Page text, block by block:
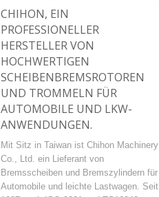
CHIHON, EIN
PROFESSIONELLER
HERSTELLER VON
HOCHWERTIGEN
SCHEIBENBREMSROTOREN
UND TROMMELN FÜR
AUTOMOBILE UND LKW-
ANWENDUNGEN.
Mit Sitz in Taiwan ist Chihon Machinery
Co., Ltd. ein Lieferant von
Bremsscheiben und Bremszylindern für
Automobile und leichte Lastwagen. Seit